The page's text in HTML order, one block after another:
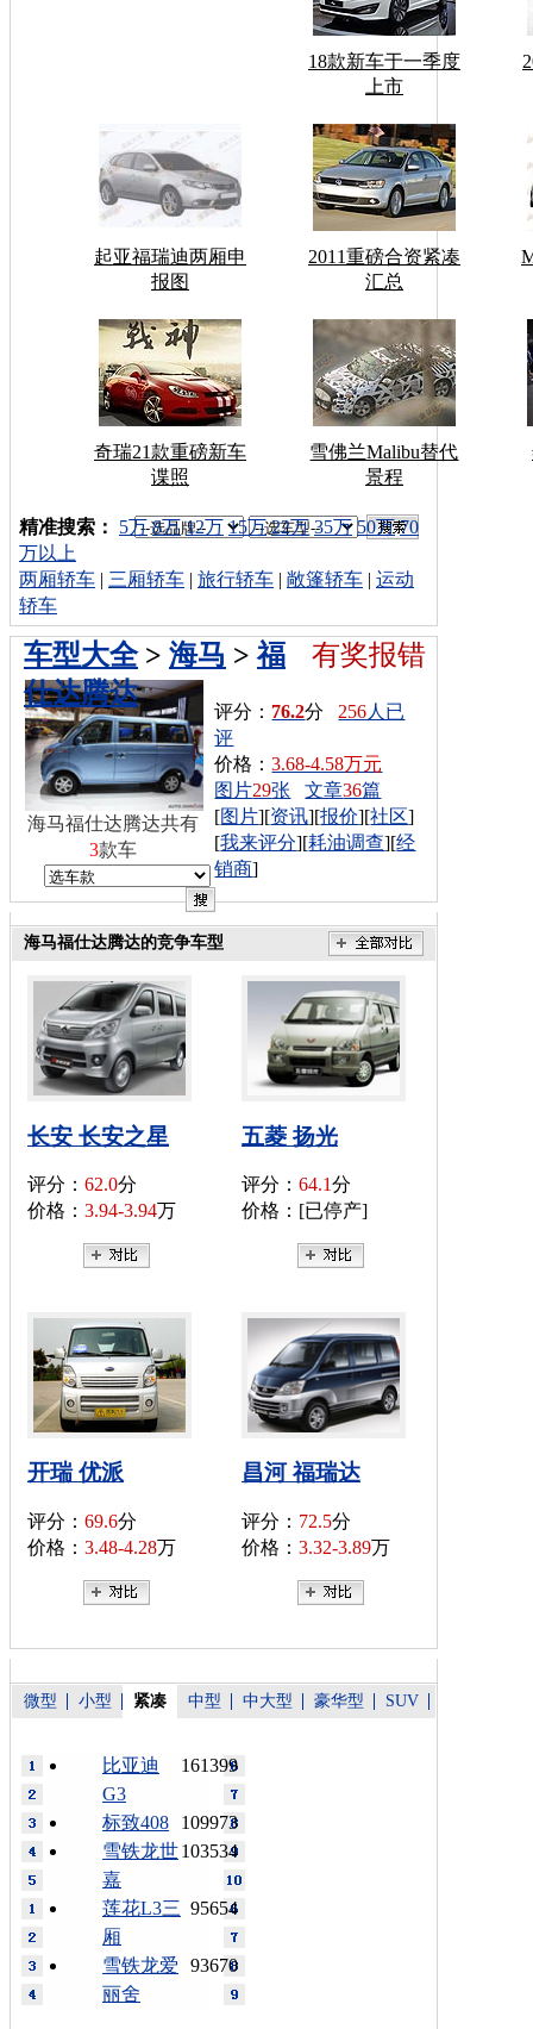
18款新车于一季度
上市
起亚福瑞迪两厢申
报图
2011重磅合资紧凑
汇总
奇瑞21款重磅新车
谍照
雪佛兰Malibu替代
景程
车型搜索：
精准搜索： 5万 8万 12万 15万 22万 35万 50万 70
万以上
两厢轿车 | 三厢轿车 | 旅行轿车 | 敞篷轿车 | 运动
轿车
有奖报错
车型大全> 海马 >福
仕达腾达
评分： 76.2分 256人已
评
价格：3.68-4.58万元
图片29张 文章36篇
[图片][资讯][报价][社区]
[我来评分][耗油调查][经
销商]
海马福仕达腾达共有
3款车
海马福仕达腾达的竞争车型
长安 长安之星
评分： 62.0分
价格： 3.94-3.94万
五菱 扬光
评分： 64.1分
价格：[已停产]
开瑞 优派
评分： 69.6分
价格： 3.48-4.28万
昌河 福瑞达
评分： 72.5分
价格： 3.32-3.89万
微型 小型 紧凑 中型 中大型 豪华型 SUV
161399
比亚迪
G3
109973
标致408
103534
雪铁龙世
嘉
95654
莲花L3三
厢
93670
雪铁龙爱
丽舍